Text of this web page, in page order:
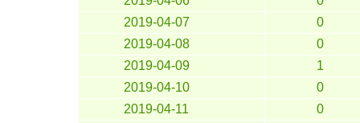
2019-04-07
0
2019-04-08
0
2019-04-09
1
2019-04-10
0
2019-04-11
0